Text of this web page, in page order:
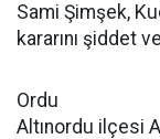
Sami Şimşek,
kararını şiddet
Ordu
Altınordu ilçesi